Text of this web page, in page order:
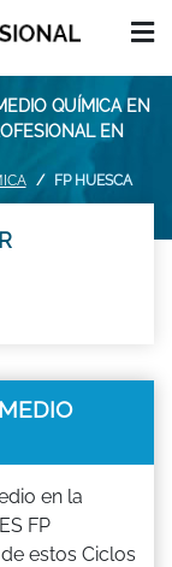
QUÍMICA EN
EN
FP HUESCA
en la
FP
estos Ciclos